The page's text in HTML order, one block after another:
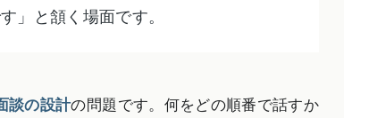
」と頷く場面です。
談の設計の問題です。何をどの順番で話すか